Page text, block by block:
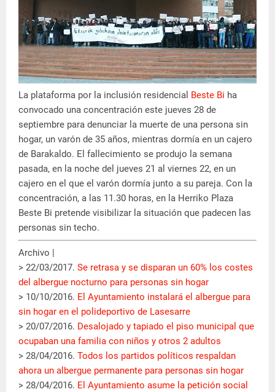
La plataforma por la inclusión residencial Beste Bi ha
convocado una concentración este jueves 28 de
septiembre para denunciar la muerte de una persona sin
hogar, un varón de 35 años, mientras dormía en un cajero
de Barakaldo. El fallecimiento se produjo la semana
pasada, en la noche del jueves 21 al viernes 22, en un
cajero en el que el varón dormía junto a su pareja. Con la
concentración, a las 11.30 horas, en la Herriko Plaza
Beste Bi pretende visibilizar la situación que padecen las
personas sin techo.
Archivo |
> 22/03/2017. Se retrasa y se disparan un 60% los costes
del albergue nocturno para personas sin hogar
> 10/10/2016. El Ayuntamiento instalará el albergue para
sin hogar en el polideportivo de Lasesarre
> 20/07/2016. Desalojado y tapiado el piso municipal que
ocupaban una familia con niños y otros 2 adultos
> 28/04/2016. Todos los partidos políticos respaldan
ahora un albergue permanente para personas sin hogar
> 28/04/2016. El Ayuntamiento asume la petición social